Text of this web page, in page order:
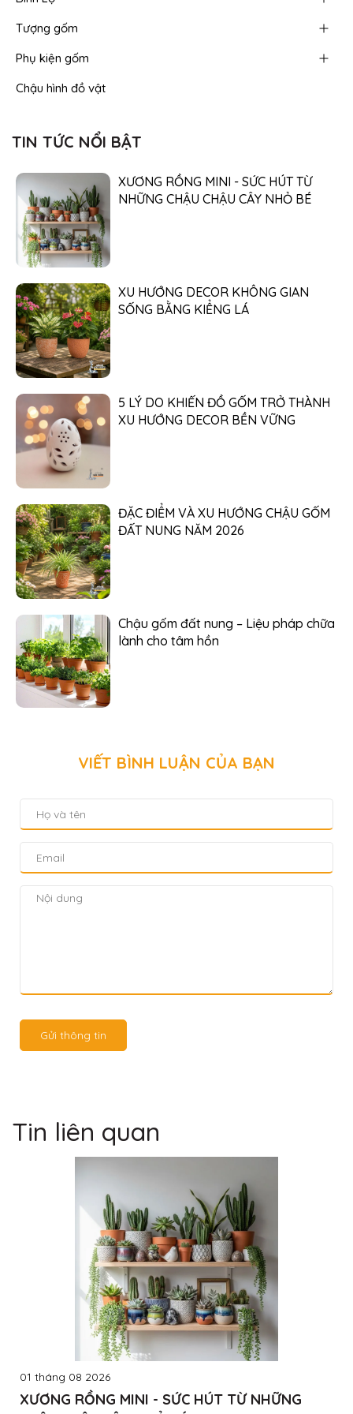
Tượng gốm
Phụ kiện gốm
Chậu hình đồ vật
TIN TỨC NỔI BẬT
XƯƠNG RỒNG MINI - SỨC HÚT TỪ
NHỮNG CHẬU CHẬU CÂY NHỎ BÉ
XU HƯỚNG DECOR KHÔNG GIAN
SỐNG BẰNG KIỂNG LÁ
5 LÝ DO KHIẾN ĐỒ GỐM TRỞ THÀNH
XU HƯỚNG DECOR BỀN VỮNG
ĐẶC ĐIỂM VÀ XU HƯỚNG CHẬU GỐM
ĐẤT NUNG NĂM 2026
Chậu gốm đất nung – Liệu pháp chữa
lành cho tâm hồn
VIẾT BÌNH LUẬN CỦA BẠN
Gửi thông tin
Tin liên quan
01 tháng 08 2026
XƯƠNG RỒNG MINI - SỨC HÚT TỪ NHỮNG